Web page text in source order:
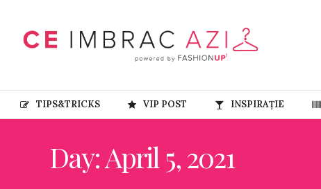
TIPS&TRICKS VIP POST INSPIRAȚIE
Day: April 5, 2021